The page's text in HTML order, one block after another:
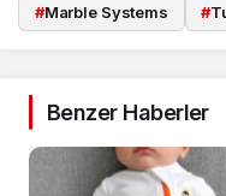
#Marble Systems #
Benzer Haberler